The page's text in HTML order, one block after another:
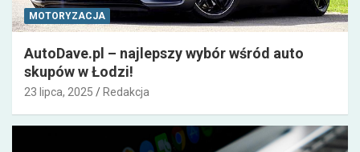
MOTORYZACJA
AutoDave.pl – najlepszy wybór wśród auto
skupów w Łodzi!
23 lipca, 2025 Redakcja